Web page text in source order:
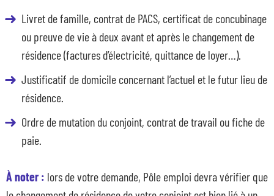
Livret de famille, contrat de PACS, certificat de concubinage
ou preuve de vie à deux avant et après le changement de
résidence (factures d’électricité, quittance de loyer…).
Justificatif de domicile concernant l’actuel et le futur lieu de
résidence.
Ordre de mutation du conjoint, contrat de travail ou fiche de
paie.
À noter : lors de votre demande, Pôle emploi devra vérifier que